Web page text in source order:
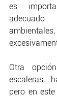
es
Otra
escaleras,
pero en